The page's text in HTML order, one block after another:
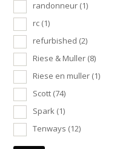
randonneur (1)
rc (1)
refurbished (2)
Riese & Muller (8)
Riese en muller (1)
Scott (74)
Spark (1)
Tenways (12)